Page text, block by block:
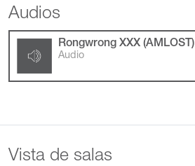
Audios
Rongwrong XXX (AMLOST)
Audio
Vista de salas